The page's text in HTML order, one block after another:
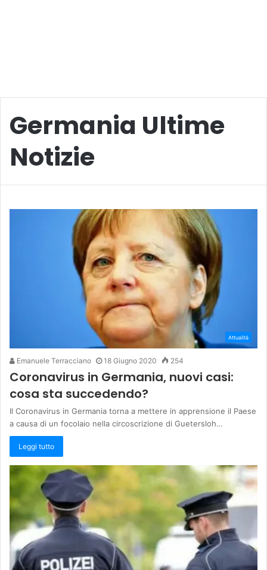
Germania Ultime
Notizie
Attualità
Emanuele Terracciano 18 Giugno 2020 254
Coronavirus in Germania, nuovi casi:
cosa sta succedendo?
Il Coronavirus in Germania torna a mettere in apprensione il Paese
a causa di un focolaio nella circoscrizione di Guetersloh…
Leggi tutto